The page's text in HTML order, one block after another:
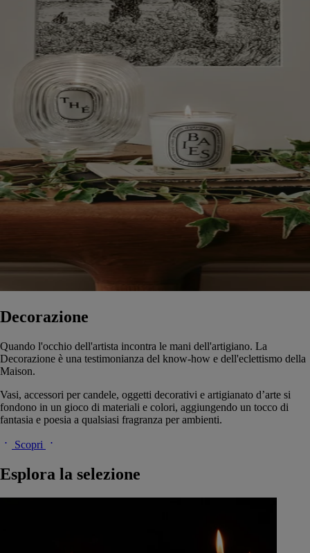
Decorazione
Quando l'occhio dell'artista incontra le mani dell'artigiano. La
Decorazione è una testimonianza del know-how e dell'eclettismo della
Maison.
Vasi, accessori per candele, oggetti decorativi e artigianato d’arte si
fondono in un gioco di materiali e colori, aggiungendo un tocco di
fantasia e poesia a qualsiasi fragranza per ambienti.
Scopri
Esplora la selezione